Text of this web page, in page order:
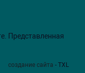
Представленная
создание сайта - TXL